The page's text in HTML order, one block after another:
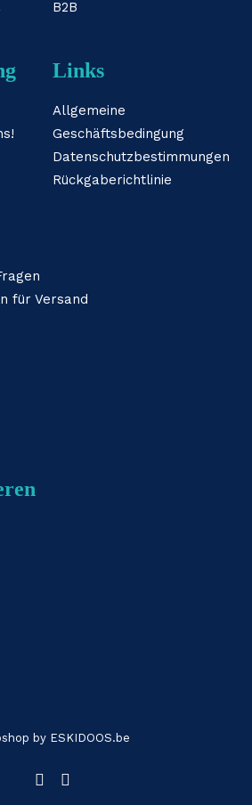
B2B
Links
Allgemeine
Geschäftsbedingung
Datenschutzbestimmungen
Rückgaberichtlinie
für Versand
by ESKIDOOS.be